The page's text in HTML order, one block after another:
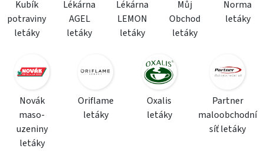
Kubík
potraviny
letáky
Lékárna
AGEL
letáky
Lékárna
LEMON
letáky
Můj
Obchod
letáky
Norma
letáky
Novák
maso-
uzeniny
letáky
Oriflame
letáky
Oxalis
letáky
Partner
maloobchodní
síť letáky